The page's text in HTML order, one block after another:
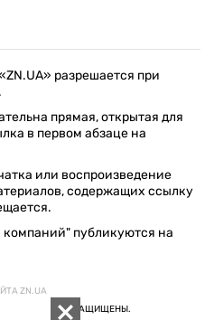
разрешается при
прямая, открытая для
в первом абзаце на
или воспроизведение
содержащих ссылку
публикуются на
ZN.UA
ВСЕ ПРАВА ЗАЩИЩЕНЫ.